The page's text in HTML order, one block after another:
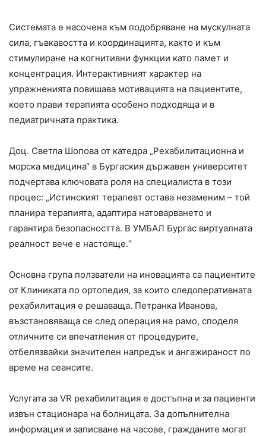
Системата е насочена към подобряване на мускулната
сила, гъвкавостта и координацията, както и към
стимулиране на когнитивни функции като памет и
концентрация. Интерактивният характер на
упражненията повишава мотивацията на пациентите,
което прави терапията особено подходяща и в
педиатричната практика.
Доц. Светла Шопова от катедра „Рехабилитационна и
морска медицина“ в Бургаския държавен университет
подчертава ключовата роля на специалиста в този
процес: „Истинският терапевт остава незаменим – той
планира терапията, адаптира натоварването и
гарантира безопасността. В УМБАЛ Бургас виртуалната
реалност вече е настояще.“
Основна група ползватели на иновацията са пациентите
от Клиниката по ортопедия, за които следоперативната
рехабилитация е решаваща. Петранка Иванова,
възстановяваща се след операция на рамо, споделя
отличните си впечатления от процедурите,
отбелязвайки значителен напредък и ангажираност по
време на сеансите.
Услугата за VR рехабилитация е достъпна и за пациенти
извън стационара на болницата. За допълнителна
информация и записване на часове, гражданите могат